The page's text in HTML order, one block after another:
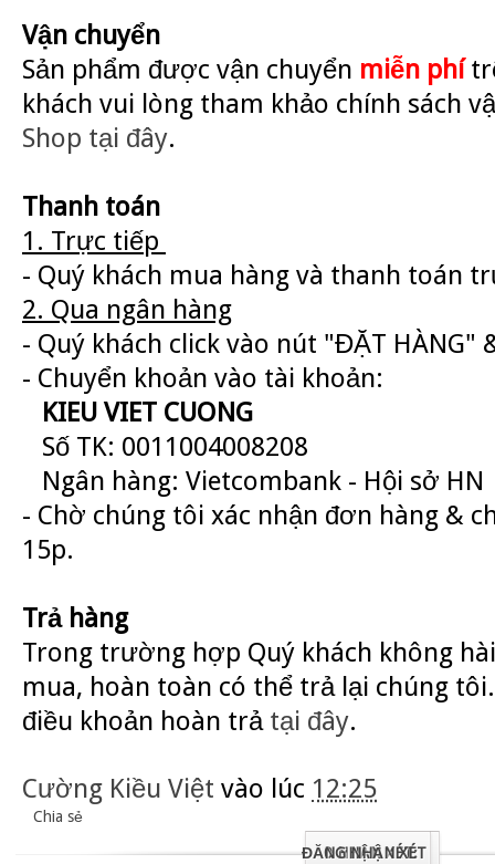
Vận chuyển
Sản phẩm được vận chuyển miễn phí
khách vui lòng tham khảo chính sách
Shop tại đây.
Thanh toán
1. Trực tiếp
- Quý khách mua hàng và thanh toán
2. Qua ngân hàng
- Quý khách click vào nút "ĐẶT HÀNG"
- Chuyển khoản vào tài khoản:
KIEU VIET CUONG
Số TK: 0011004008208
Ngân hàng: Vietcombank - Hội sở HN
- Chờ chúng tôi xác nhận đơn hàng &
15p.
Trả hàng
Trong trường hợp Quý khách không
mua, hoàn toàn có thể trả lại chúng
điều khoản hoàn trả tại đây.
Cường Kiều Việt vào lúc 12:25
Chia sẻ
0 NHẬN XÉT:
ĐĂNG NHẬN XÉT